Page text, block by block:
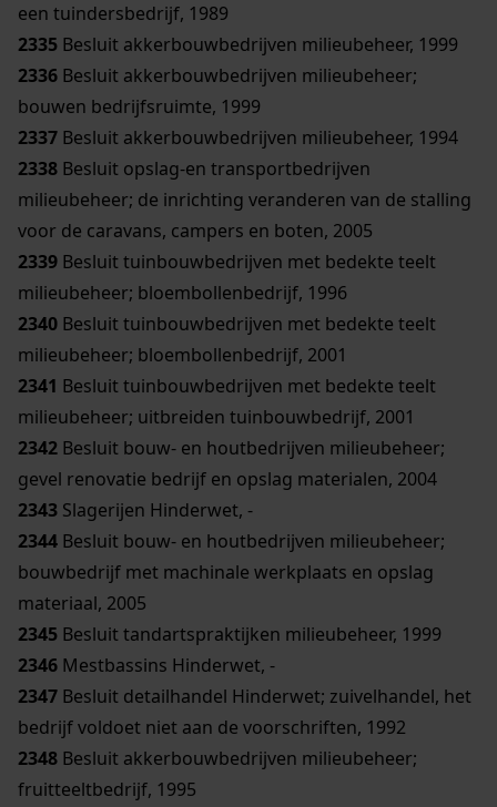
een tuindersbedrijf, 1989
2335 Besluit akkerbouwbedrijven milieubeheer, 1999
2336 Besluit akkerbouwbedrijven milieubeheer;
bouwen bedrijfsruimte, 1999
2337 Besluit akkerbouwbedrijven milieubeheer, 1994
2338 Besluit opslag-en transportbedrijven
milieubeheer; de inrichting veranderen van de stalling
voor de caravans, campers en boten, 2005
2339 Besluit tuinbouwbedrijven met bedekte teelt
milieubeheer; bloembollenbedrijf, 1996
2340 Besluit tuinbouwbedrijven met bedekte teelt
milieubeheer; bloembollenbedrijf, 2001
2341 Besluit tuinbouwbedrijven met bedekte teelt
milieubeheer; uitbreiden tuinbouwbedrijf, 2001
2342 Besluit bouw- en houtbedrijven milieubeheer;
gevel renovatie bedrijf en opslag materialen, 2004
2343 Slagerijen Hinderwet, -
2344 Besluit bouw- en houtbedrijven milieubeheer;
bouwbedrijf met machinale werkplaats en opslag
materiaal, 2005
2345 Besluit tandartspraktijken milieubeheer, 1999
2346 Mestbassins Hinderwet, -
2347 Besluit detailhandel Hinderwet; zuivelhandel, het
bedrijf voldoet niet aan de voorschriften, 1992
2348 Besluit akkerbouwbedrijven milieubeheer;
fruitteeltbedrijf, 1995